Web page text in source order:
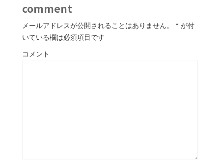
comment
メールアドレスが公開されることはありません。 * が付
いている欄は必須項目です
コメント